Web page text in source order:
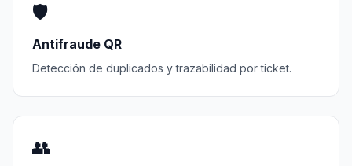
🛡️
Antifraude QR
Detección de duplicados y trazabilidad por ticket.
👥